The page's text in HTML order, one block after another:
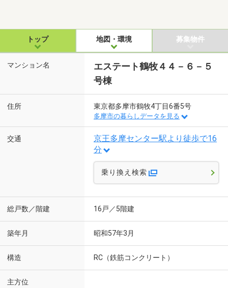
トップ 地図・環境 募集物件
マンション名
エステート鶴牧４４－６－５
号棟
住所 東京都多摩市鶴牧4丁目6番5号
多摩市の暮らしデータを見る
交通
京王多摩センター駅より徒歩で16
分
乗り換え検索
総戸数／階建 16戸／5階建
築年月 昭和57年3月
構造 RC（鉄筋コンクリート）
主方位